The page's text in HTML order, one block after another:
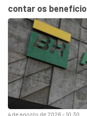
4 de agosto de 2026 - 10:30
contar os